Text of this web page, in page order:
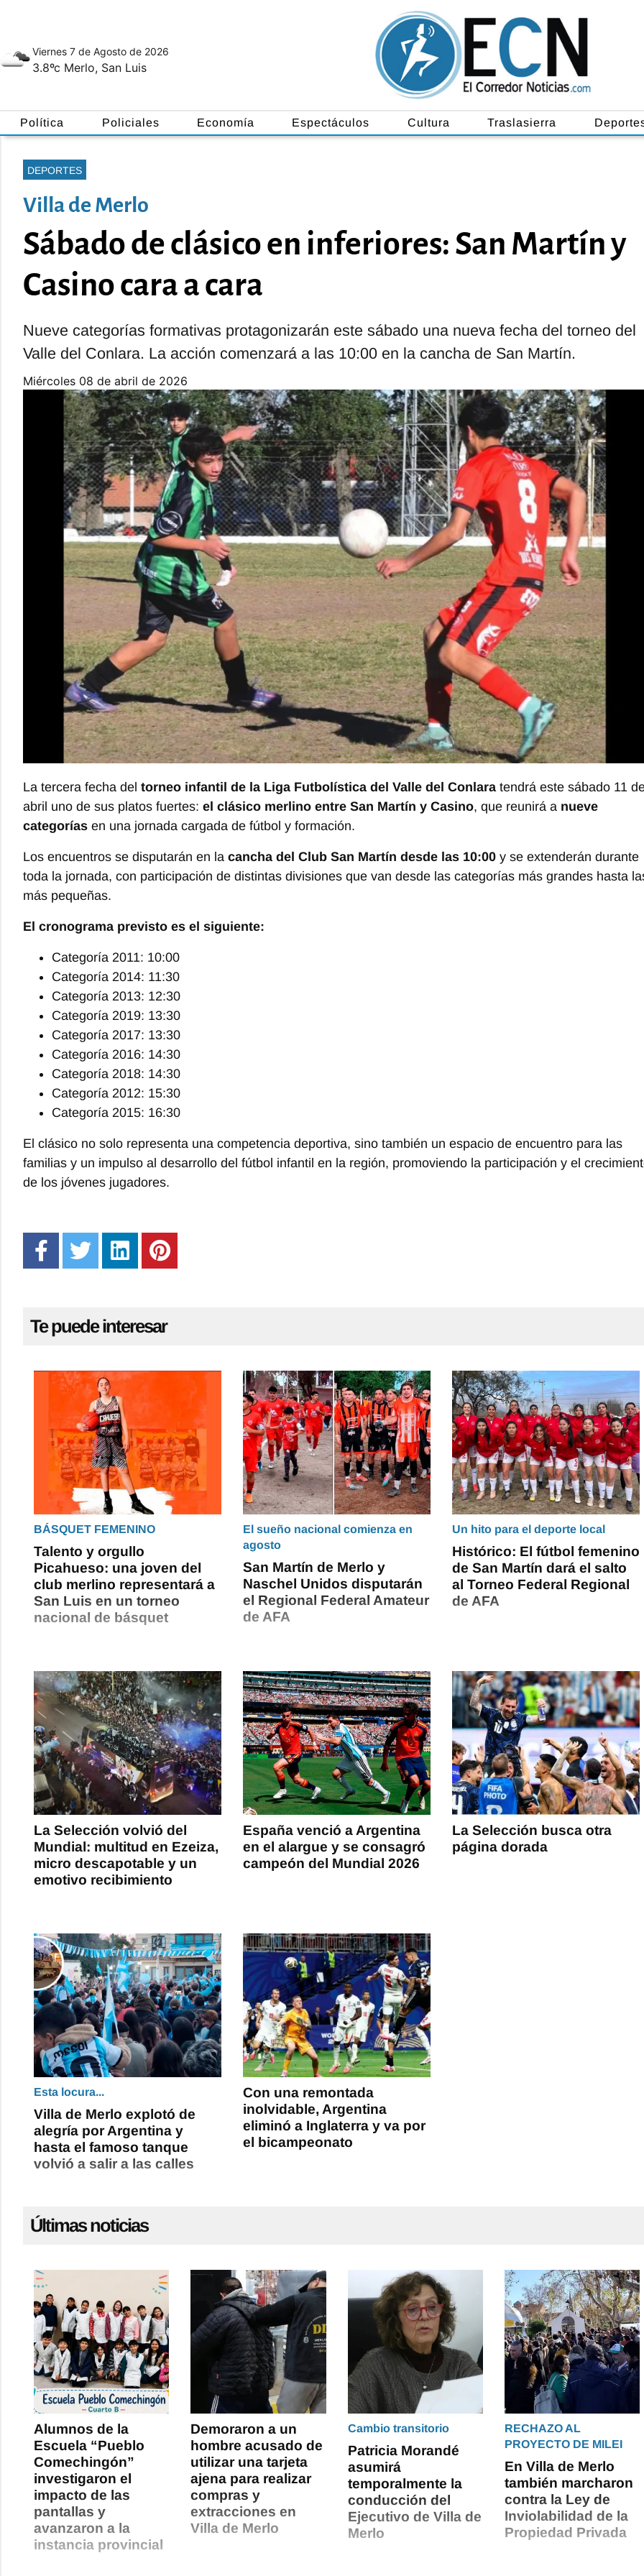
Viernes 7 de Agosto de 2026
3.8ºc Merlo, San Luis
Política Policiales Economía Espectáculos Cultura Traslasierra
DEPORTES
Villa de Merlo
Sábado de clásico en inferiores: San Martín y
Casino cara a cara
Nueve categorías formativas protagonizarán este sábado una nueva fecha del torneo del
Valle del Conlara. La acción comenzará a las 10:00 en la cancha de San Martín.
miércoles 08 de abril de 2026
La tercera fecha del torneo infantil de la Liga Futbolística del Valle del Conlara tendrá este sábado 11
abril uno de sus platos fuertes: el clásico merlino entre San Martín y Casino, que reunirá a nueve
categorías en una jornada cargada de fútbol y formación.
Los encuentros se disputarán en la cancha del Club San Martín desde las 10:00 y se extenderán durante
toda la jornada, con participación de distintas divisiones que van desde las categorías más grandes hasta
más pequeñas.
El cronograma previsto es el siguiente:
Categoría 2011: 10:00
Categoría 2014: 11:30
Categoría 2013: 12:30
Categoría 2019: 13:30
Categoría 2017: 13:30
Categoría 2016: 14:30
Categoría 2018: 14:30
Categoría 2012: 15:30
Categoría 2015: 16:30
El clásico no solo representa una competencia deportiva, sino también un espacio de encuentro para las
familias y un impulso al desarrollo del fútbol infantil en la región, promoviendo la participación y el
de los jóvenes jugadores.
Te puede interesar
BÁSQUET FEMENINO
Talento y orgullo
Picahueso: una joven del
club merlino representará a
San Luis en un torneo
nacional de básquet
El sueño nacional comienza en
agosto
San Martín de Merlo y
Naschel Unidos disputarán
el Regional Federal Amateur
de AFA
Un hito para el deporte local
Histórico: El fútbol femenino
de San Martín dará el salto
al Torneo Federal Regional
de AFA
La Selección volvió del
Mundial: multitud en Ezeiza,
micro descapotable y un
emotivo recibimiento
España venció a Argentina
en el alargue y se consagró
campeón del Mundial 2026
La Selección busca otra
página dorada
Esta locura...
Villa de Merlo explotó de
alegría por Argentina y
hasta el famoso tanque
volvió a salir a las calles
Con una remontada
inolvidable, Argentina
eliminó a Inglaterra y va por
el bicampeonato
Últimas noticias
Alumnos de la
Escuela “Pueblo
Comechingón”
investigaron el
impacto de las
pantallas y
avanzaron a la
instancia provincial
Demoraron a un
hombre acusado de
utilizar una tarjeta
ajena para realizar
compras y
extracciones en
Villa de Merlo
Cambio transitorio
Patricia Morandé
asumirá
temporalmente la
conducción del
Ejecutivo de Villa de
Merlo
RECHAZO AL
PROYECTO DE MILEI
En Villa de Merlo
también marcharon
contra la Ley de
Inviolabilidad de la
Propiedad Privada